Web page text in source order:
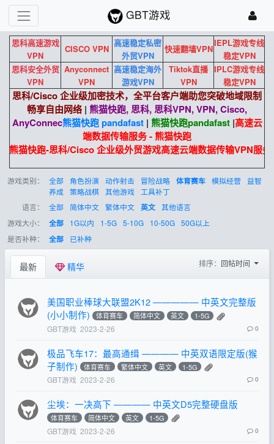
GBT游戏
思科高速游戏
VPN
CISCO VPN
高速稳定私密
外贸VPN
快速翻墙VPN
IEPL游戏专线
稳定VPN
思科安全外贸
VPN
Anyconnect
VPN
高速稳定海外
游戏VPN
Tiktok直播
VPN
IPLC游戏专线
稳定VPN
思科/Cisco 企业级加密技术，全平台客户端助您突破地域限制
畅享自由网络 | 熊猫快跑, 思科, 思科VPN, VPN, Cisco,
AnyConnec熊猫快跑 pandafast| 熊猫快跑pandafast|高速云
端数据传输服务 - 熊猫快跑
熊猫快跑-思科/Cisco 企业级外贸游戏高速云端数据传输VPN服务
游戏类别： 全部 角色扮演 动作射击 冒险战略 体育赛车 模拟经营 益智
养成 策略战棋 其他游戏
工具补丁
语言：
全部 简体中文 繁体中文 英文 其他语言
游戏大小：
全部 1G以内 1-5G 5-10G 10-50G 50G以上
是否补种：
全部 已补种
最新 精华 排序： 回帖时间
美国职业棒球大联盟2K12 ————— 中英文完整版
(小小制作)
体育赛车 简体中文 英文 1-5G
GBT游戏 2023-2-26 0
极品飞车17：最高通缉 ———— 中英双语限定版(猴
子制作)
体育赛车 繁体中文 英文 1-5G
GBT游戏 2023-2-26 0
尘埃：一决高下 ———— 中英文D5完整硬盘版
体育赛车 简体中文 英文 1-5G
GBT游戏 2023-2-26 0